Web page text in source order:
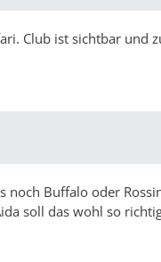
Club ist sichtbar und
Buffalo oder
soll das wohl so